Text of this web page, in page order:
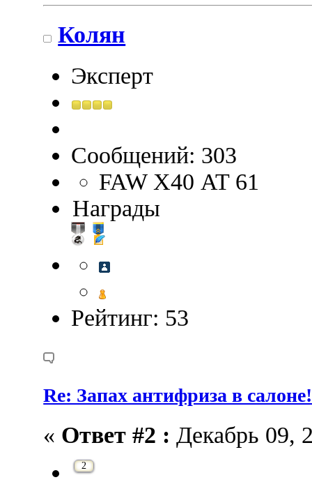
Колян
Эксперт
Сообщений: 303
FAW Х40 AT 61
Награды
Рейтинг: 53
Re: Запах антифриза в салоне!
« Ответ #2 : Декабрь 09,
2